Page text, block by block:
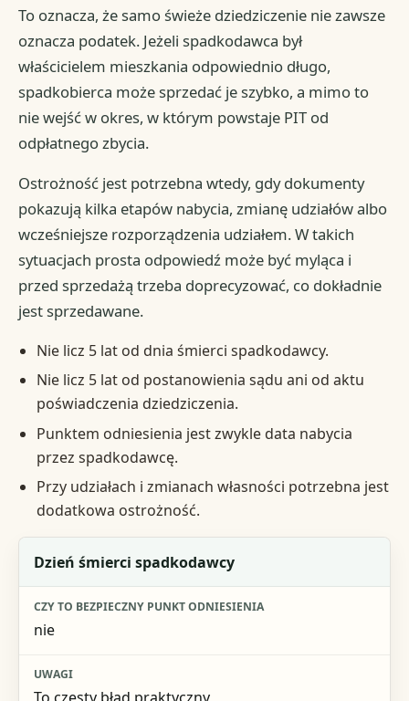
To oznacza, że samo świeże dziedziczenie nie zawsze
oznacza podatek. Jeżeli spadkodawca był
właścicielem mieszkania odpowiednio długo,
spadkobierca może sprzedać je szybko, a mimo to
nie wejść w okres, w którym powstaje PIT od
odpłatnego zbycia.
Ostrożność jest potrzebna wtedy, gdy dokumenty
pokazują kilka etapów nabycia, zmianę udziałów albo
wcześniejsze rozporządzenia udziałem. W takich
sytuacjach prosta odpowiedź może być myląca i
przed sprzedażą trzeba doprecyzować, co dokładnie
jest sprzedawane.
Nie licz 5 lat od dnia śmierci spadkodawcy.
Nie licz 5 lat od postanowienia sądu ani od aktu
poświadczenia dziedziczenia.
Punktem odniesienia jest zwykle data nabycia
przez spadkodawcę.
Przy udziałach i zmianach własności potrzebna jest
dodatkowa ostrożność.
Moment, od którego ktoś próbuje liczyć termin
Czy to bezpieczny punkt odniesienia
Dzień śmierci spadkodawcy
nie